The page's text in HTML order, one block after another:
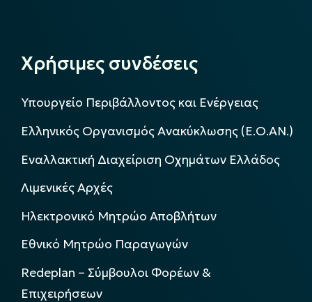
Χρήσιμες συνδέσεις
Υπουργείο Περιβάλλοντος και Ενέργειας
Ελληνικός Οργανισμός Ανακύκλωσης (Ε.Ο.ΑΝ.)
Εναλλακτική Διαχείριση Οχημάτων Ελλάδος
Λιμενικές Αρχές
Ηλεκτρονικό Μητρώο Αποβλήτων
Εθνικό Μητρώο Παραγωγών
Redeplan – Σύμβουλοι Φορέων &
Επιχειρήσεων